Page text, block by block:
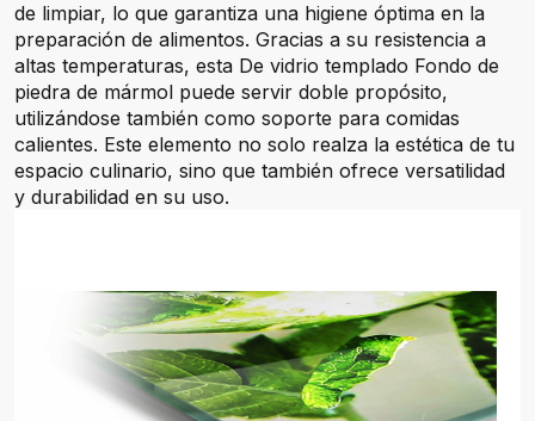
de limpiar, lo que garantiza una higiene óptima en la
preparación de alimentos. Gracias a su resistencia a
altas temperaturas, esta De vidrio templado Fondo de
piedra de mármol puede servir doble propósito,
utilizándose también como soporte para comidas
calientes. Este elemento no solo realza la estética de tu
espacio culinario, sino que también ofrece versatilidad
y durabilidad en su uso.